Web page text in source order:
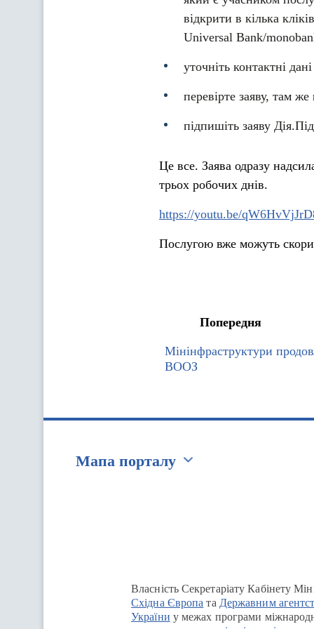
відкрити в кілька
Universal Bank/
уточніть контактні
перевірте заяву, там
підпишіть заяву
Це все. Заява одразу
трьох робочих днів.
https://youtu.be/
Послугою вже можуть
Попередня
Мінінфраструктури
ВООЗ
Мапа порталу
Власність Секретаріату Кабінету
Східна Європа та Державним
України у межах програми